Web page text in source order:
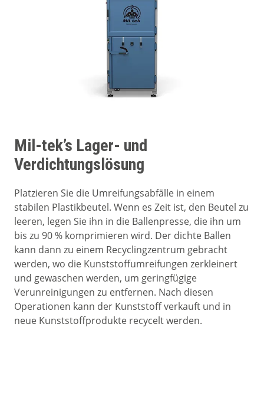
Mil-tek’s Lager- und
Verdichtungslösung
Platzieren Sie die Umreifungsabfälle in einem
stabilen Plastikbeutel. Wenn es Zeit ist, den Beutel zu
leeren, legen Sie ihn in die Ballenpresse, die ihn um
bis zu 90 % komprimieren wird. Der dichte Ballen
kann dann zu einem Recyclingzentrum gebracht
werden, wo die Kunststoffumreifungen zerkleinert
und gewaschen werden, um geringfügige
Verunreinigungen zu entfernen. Nach diesen
Operationen kann der Kunststoff verkauft und in
neue Kunststoffprodukte recycelt werden.